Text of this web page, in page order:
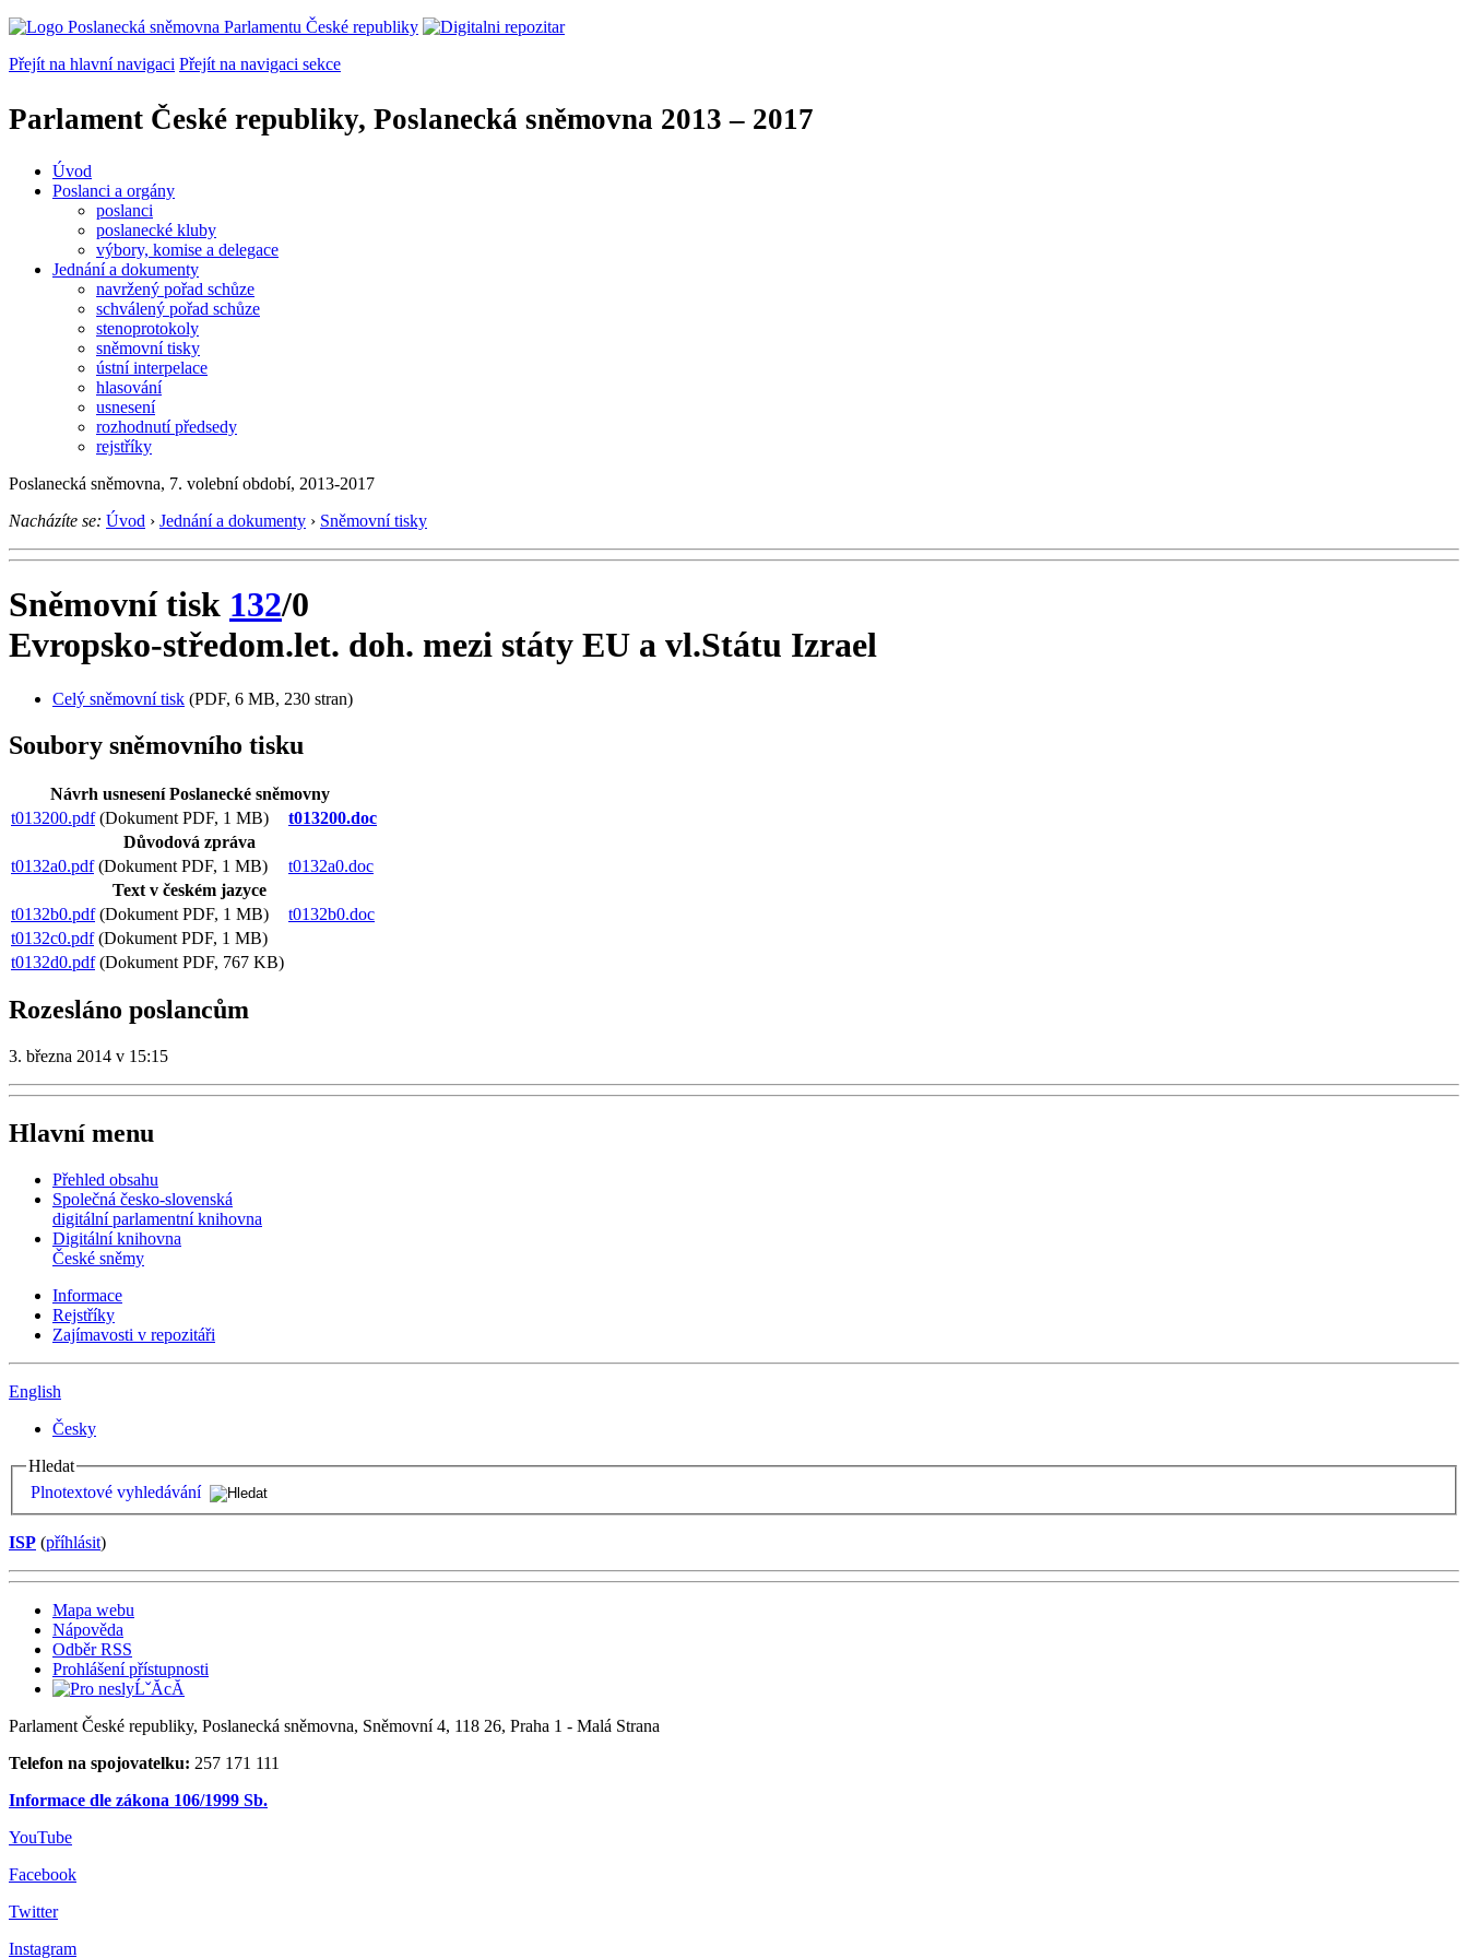
Přejít na hlavní navigaci Přejít na navigaci sekce
Parlament České republiky, Poslanecká sněmovna 2013 – 2017
Úvod
Poslanci a orgány
poslanci
poslanecké kluby
výbory, komise a delegace
Jednání a dokumenty
navržený pořad schůze
schválený pořad schůze
stenoprotokoly
sněmovní tisky
ústní interpelace
hlasování
usnesení
rozhodnutí předsedy
rejstříky
Poslanecká sněmovna, 7. volební období, 2013-2017
Nacházíte se: Úvod › Jednání a dokumenty › Sněmovní tisky
Sněmovní tisk 132/0
Evropsko-středom.let. doh. mezi státy EU a vl.Státu Izrael
Celý sněmovní tisk (PDF, 6 MB, 230 stran)
Soubory sněmovního tisku
Návrh usnesení Poslanecké sněmovny
t013200.pdf(Dokument PDF, 1 MB)
t013200.doc
Důvodová zpráva
t0132a0.pdf(Dokument PDF, 1 MB)
t0132a0.doc
Text v českém jazyce
t0132b0.pdf(Dokument PDF, 1 MB)
t0132b0.doc
t0132c0.pdf(Dokument PDF, 1 MB)
t0132d0.pdf(Dokument PDF, 767 KB)
Rozesláno poslancům
3. března 2014 v 15:15
Hlavní menu
Přehled obsahu
Společná česko-slovenská
digitální parlamentní knihovna
Digitální knihovna
České sněmy
Informace
Rejstříky
Zajímavosti v repozitáři
English
Česky
Hledat
Plnotextové vyhledávání
ISP (příhlásit)
Mapa webu
Nápověda
Odběr RSS
Prohlášení přístupnosti
Parlament České republiky, Poslanecká sněmovna, Sněmovní 4, 118 26, Praha 1 - Malá Strana
Telefon na spojovatelku: 257 171 111
Informace dle zákona 106/1999 Sb.
YouTube
Facebook
Twitter
Instagram